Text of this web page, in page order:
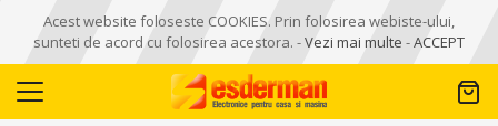
Acest website foloseste COOKIES. Prin folosirea webiste-ului,
sunteti de acord cu folosirea acestora. -Vezi mai multe -ACCEPT